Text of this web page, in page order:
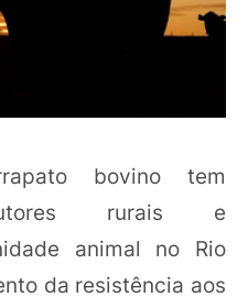
bovino tem
rurais e
animal no Rio
da resistência aos